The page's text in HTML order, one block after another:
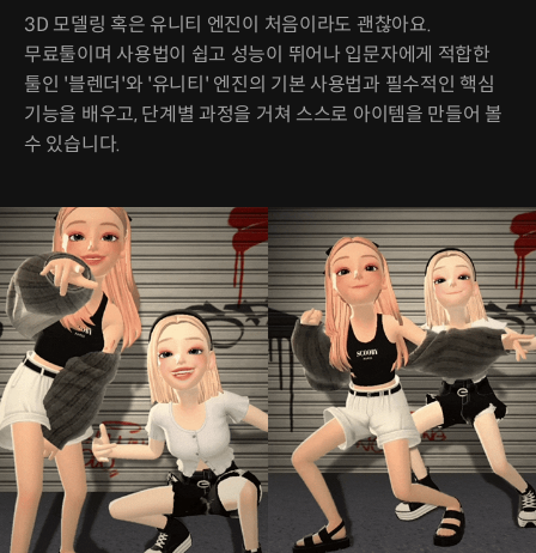
3D 모델링 혹은 유니티 엔진이 처음이라도 괜찮아요.
무료툴이며 사용법이 쉽고 성능이 뛰어나 입문자에게 적합한
툴인 '블렌더'와 '유니티' 엔진의 기본 사용법과 필수적인 핵심
기능을 배우고, 단계별 과정을 거쳐 스스로 아이템을 만들어 볼
수 있습니다.